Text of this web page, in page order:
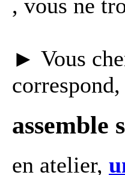
, vous ne
► Vous
correspond,
assemble
en atelier,